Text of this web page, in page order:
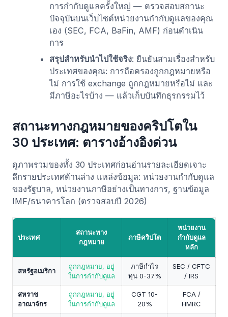
การกำกับดูแลครั้งใหญ่ — ตรวจสอบสถานะ
ปัจจุบันบนเว็บไซต์หน่วยงานกำกับดูแลของคุณ
เอง (SEC, FCA, BaFin, AMF) ก่อนดำเนิน
การ
สรุปสำหรับนำไปใช้จริง: ยืนยันสามเรื่องสำหรับ
ประเทศของคุณ: การถือครองถูกกฎหมายหรือ
ไม่ การใช้ exchange ถูกกฎหมายหรือไม่ และ
มีภาษีอะไรบ้าง — แล้วเก็บบันทึกธุรกรรมไว้
สถานะทางกฎหมายของคริปโตใน
30 ประเทศ: ตารางอ้างอิงด่วน
ดูภาพรวมของทั้ง 30 ประเทศก่อนอ่านรายละเอียดเจาะ
ลึกรายประเทศด้านล่าง แหล่งข้อมูล: หน่วยงานกำกับดูแล
ของรัฐบาล, หน่วยงานภาษีอย่างเป็นทางการ, ฐานข้อมูล
IMF/ธนาคารโลก (ตรวจสอบปี 2026)
ประเทศ
สถานะทาง
กฎหมาย
ภาษีคริปโต
หน่วยงาน
กำกับดูแล
หลัก
สหรัฐอเมริกา
ถูกกฎหมาย, อยู่
ในการกำกับดูแล
ภาษีกำไร
ทุน 0-37%
SEC / CFTC
/ IRS
สหราช
อาณาจักร
ถูกกฎหมาย, อยู่
ในการกำกับดูแล
CGT 10-
20%
FCA /
HMRC